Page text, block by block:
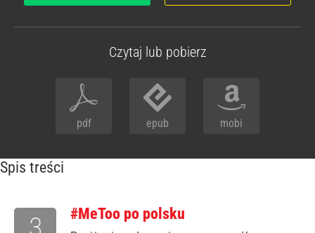
Czytaj lub pobierz
pdf epub mobi
Spis treści
#MeToo po polsku